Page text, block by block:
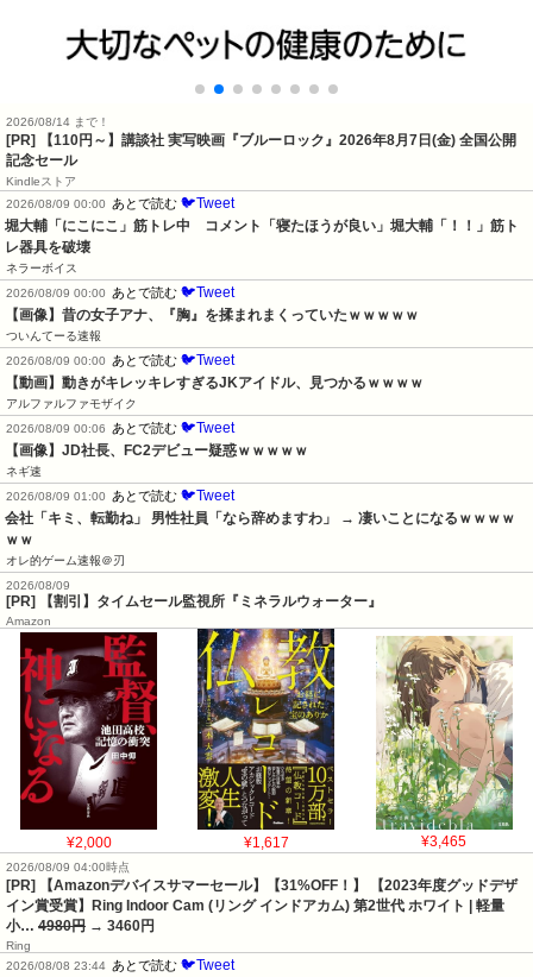
2026/08/14 まで！
[PR]
【110円～】講談社 実写映画『ブルーロック』2026年8月7日(金) 全国公開
記念セール
Kindleストア
2026/08/09 00:00
あとで読む 🐦Tweet
堀大輔「にこにこ」筋トレ中　コメント「寝たほうが良い」堀大輔「！！」筋ト
レ器具を破壊
ネラーボイス
2026/08/09 00:00
あとで読む 🐦Tweet
【画像】昔の女子アナ、『胸』を揉まれまくっていたｗｗｗｗｗ
ついんてーる速報
2026/08/09 00:00
あとで読む 🐦Tweet
【動画】動きがキレッキレすぎるJKアイドル、見つかるｗｗｗｗ
アルファルファモザイク
2026/08/09 00:06
あとで読む 🐦Tweet
【画像】JD社長、FC2デビュー疑惑ｗｗｗｗｗ
ネギ速
2026/08/09 01:00
あとで読む 🐦Tweet
会社「キミ、転勤ね」 男性社員「なら辞めますわ」 → 凄いことになるｗｗｗｗ
ｗｗ
オレ的ゲーム速報＠刃
2026/08/09
[PR] 【割引】タイムセール監視所『ミネラルウォーター』
Amazon
¥2,000 ¥1,617 ¥3,465
2026/08/09 04:00時点
[PR] 【Amazonデバイスサマーセール】【31%OFF！】 【2023年度グッドデザ
イン賞受賞】Ring Indoor Cam (リング インドアカム) 第2世代 ホワイト | 軽量
小… 4980円 → 3460円
Ring
2026/08/08 23:44 あとで読む 🐦Tweet